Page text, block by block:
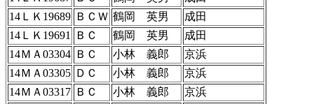
14ＬＫ19689 ＢＣＷ 鶴岡 英男
成田
14ＬＫ19691
ＢＣ 鶴岡 英男
成田
14ＭＡ03304 ＢＣ 小林 義郎
京浜
14ＭＡ03305 ＤＣ 小林 義郎
京浜
14ＭＡ03317 ＢＣ 小林 義郎
京浜